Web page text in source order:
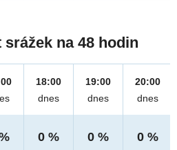
na 48 hodin
18:00
dnes
0 %
19:00
dnes
0 %
20:00
dnes
0 %